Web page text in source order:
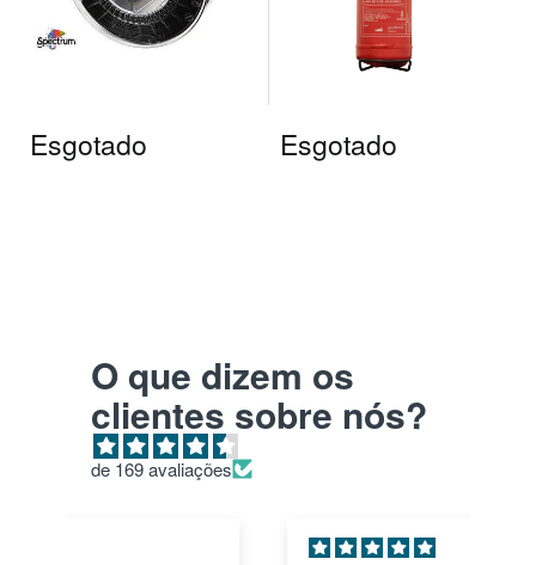
Esgotado Esgotado
O que dizem os
clientes sobre nós?
de 169 avaliações